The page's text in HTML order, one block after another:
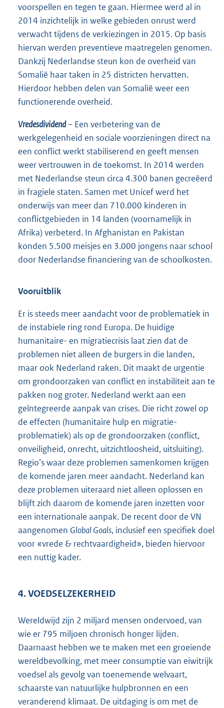
voorspellen en tegen te gaan. Hiermee werd al in
2014 inzichtelijk in welke gebieden onrust werd
verwacht tijdens de verkiezingen in 2015. Op basis
hiervan werden preventieve maatregelen genomen.
Dankzij Nederlandse steun kon de overheid van
Somalië haar taken in 25 districten hervatten.
Hierdoor hebben delen van Somalië weer een
functionerende overheid.
Vredesdividend– Een verbetering van de
werkgelegenheid en sociale voorzieningen direct na
een conflict werkt stabiliserend en geeft mensen
weer vertrouwen in de toekomst. In 2014 werden
met Nederlandse steun circa 4.300 banen gecreëerd
in fragiele staten. Samen met Unicef werd het
onderwijs van meer dan 710.000 kinderen in
conflictgebieden in 14 landen (voornamelijk in
Afrika) verbeterd. In Afghanistan en Pakistan
konden 5.500 meisjes en 3.000 jongens naar school
door Nederlandse financiering van de schoolkosten.
Vooruitblik
Er is steeds meer aandacht voor de problematiek in
de instabiele ring rond Europa. De huidige
humanitaire- en migratiecrisis laat zien dat de
problemen niet alleen de burgers in die landen,
maar ook Nederland raken. Dit maakt de urgentie
om grondoorzaken van conflict en instabiliteit aan te
pakken nog groter. Nederland werkt aan een
geïntegreerde aanpak van crises. Die richt zowel op
de effecten (humanitaire hulp en migratie-
problematiek) als op de grondoorzaken (conflict,
onveiligheid, onrecht, uitzichtloosheid, uitsluiting).
Regio’s waar deze problemen samenkomen krijgen
de komende jaren meer aandacht. Nederland kan
deze problemen uiteraard niet alleen oplossen en
blijft zich daarom de komende jaren inzetten voor
een internationale aanpak. De recent door de VN
aangenomen Global Goals, inclusief een specifiek doel
voor «vrede & rechtvaardigheid», bieden hiervoor
een nuttig kader.
4. VOEDSELZEKERHEID
Wereldwijd zijn 2 miljard mensen ondervoed, van
wie er 795 miljoen chronisch honger lijden.
Daarnaast hebben we te maken met een groeiende
wereldbevolking, met meer consumptie van eiwitrijk
voedsel als gevolg van toenemende welvaart,
schaarste van natuurlijke hulpbronnen en een
veranderend klimaat. De uitdaging is om met de